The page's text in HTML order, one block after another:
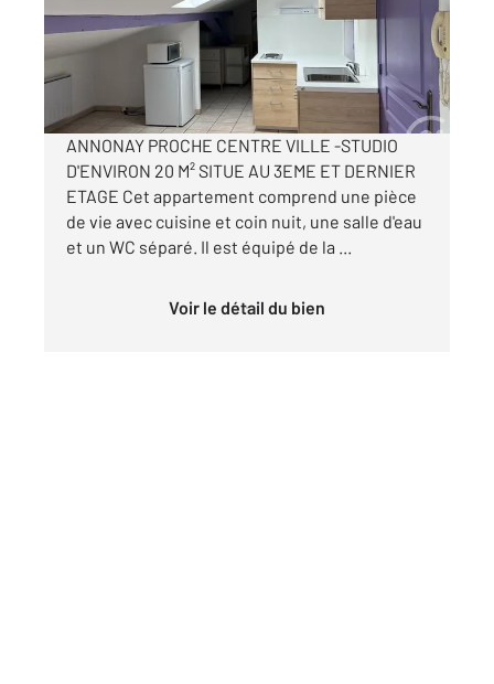
Appartement Studio à louer
290 €
par mois charges comprises
ANNONAY PROCHE CENTRE VILLE -STUDIO
D'ENVIRON 20 M² SITUE AU 3EME ET DERNIER
ETAGE Cet appartement comprend une pièce
de vie avec cuisine et coin nuit, une salle d'eau
et un WC séparé. Il est équipé de la ...
Voir le détail du bien